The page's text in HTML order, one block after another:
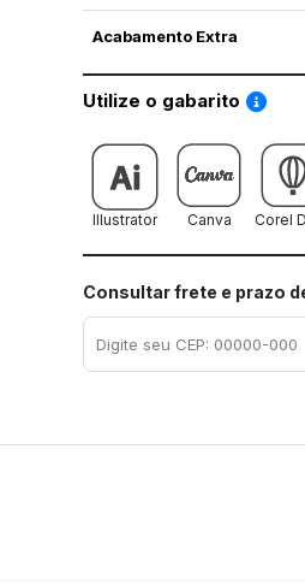
Acabamento Extra
Utilize o gabarito
Illustrator Canva Corel
Consultar frete e prazo